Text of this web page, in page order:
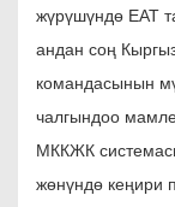
жүрүшүндө ЕАТ
андан соң
командасынын
чалгындоо
МККЖК
жөнүндө кеңири